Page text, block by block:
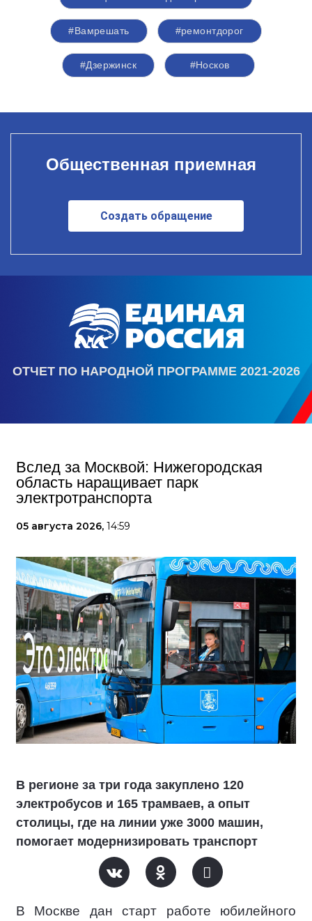
#Вамрешать #ремонтдорог
#Дзержинск #Носков
Общественная приемная
Создать обращение
ОТЧЕТ ПО НАРОДНОЙ ПРОГРАММЕ 2021-2026
Вслед за Москвой: Нижегородская
область наращивает парк
электротранспорта
05 августа 2026, 14:59
В регионе за три года закуплено 120
электробусов и 165 трамваев, а опыт
столицы, где на линии уже 3000 машин,
помогает модернизировать транспорт
В Москве дан старт работе юбилейного